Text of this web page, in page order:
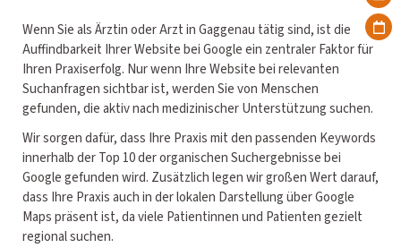
Wenn Sie als Ärztin oder Arzt in Gaggenau tätig sind, ist die
Auffindbarkeit Ihrer Website bei Google ein zentraler Faktor für
Ihren Praxiserfolg. Nur wenn Ihre Website bei relevanten
Suchanfragen sichtbar ist, werden Sie von Menschen
gefunden, die aktiv nach medizinischer Unterstützung suchen.
Wir sorgen dafür, dass Ihre Praxis mit den passenden Keywords
innerhalb der Top 10 der organischen Suchergebnisse bei
Google gefunden wird. Zusätzlich legen wir großen Wert darauf,
dass Ihre Praxis auch in der lokalen Darstellung über Google
Maps präsent ist, da viele Patientinnen und Patienten gezielt
regional suchen.